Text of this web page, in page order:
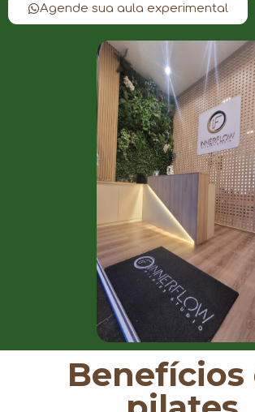
Agende sua aula experimental
Benefícios